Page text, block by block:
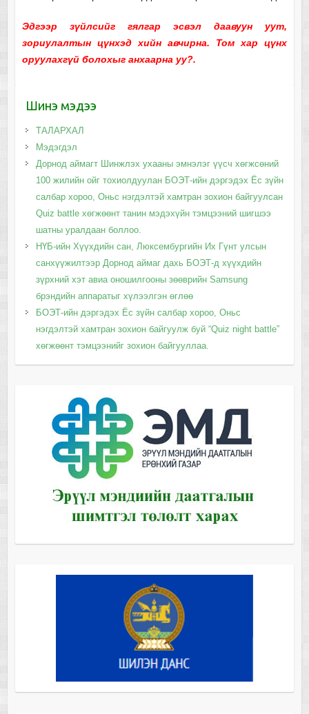
Эдгээр зүйлсийг гялгар эсвэл даавуун уут,
зориулалтын цүнхэд хийн авчирна. Том хар цүнх
оруулахгүй болохыг анхаарна уу?.
Шинэ мэдээ
ТАЛАРХАЛ
Мэдэгдэл
Дорнод аймагт Шинжлэх ухааны эмнэлэг үүсч хөгжсөний
100 жилийн ойг тохиолдуулан БОЭТ-ийн дэргэдэх Ёс зүйн
салбар хороо, Оньс нэгдэлтэй хамтран зохион байгуулсан
Quiz battle хөгжөөнт танин мэдэхүйн тэмцээний шигшээ
шатны уралдаан боллоо.
НҮБ-ийн Хүүхдийн сан, Люксембургийн Их Гүнт улсын
санхүүжилтээр Дорнод аймаг дахь БОЭТ-д хүүхдийн
зүрхний хэт авиа оношилгооны зөөврийн Samsung
брэндийн аппаратыг хүлээлгэн өглөө
БОЭТ-ийн дэргэдэх Ёс зүйн салбар хороо, Оньс
нэгдэлтэй хамтран зохион байгуулж буй “Quiz night battle”
хөгжөөнт тэмцээнийг зохион байгууллаа.